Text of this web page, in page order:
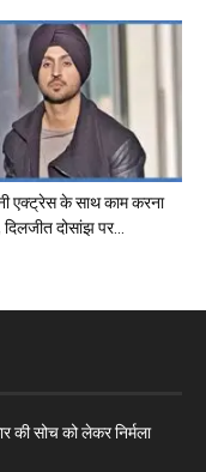
एक्ट्रेस के साथ काम करना
दिलजीत दोसांझ पर...
सोच को लेकर निर्मला